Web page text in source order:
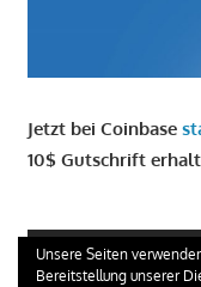
Jetzt bei Coinbase
10$ Gutschrift
GIRO KONTO
Unsere Seiten
Bereitstellung unserer